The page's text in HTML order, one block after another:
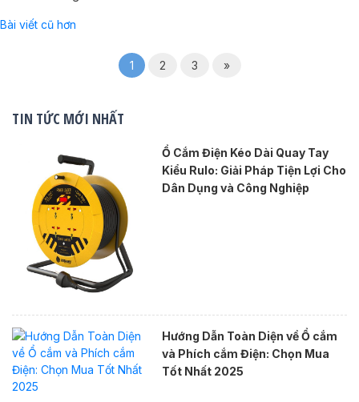
Điều
viết
Bài viết cũ hơn
1 2 3 »
TIN TỨC MỚI NHẤT
Ổ Cắm Điện Kéo Dài Quay Tay
Kiểu Rulo: Giải Pháp Tiện Lợi Cho
Dân Dụng và Công Nghiệp
Hướng Dẫn Toàn Diện về Ổ cắm
và Phích cắm Điện: Chọn Mua
Tốt Nhất 2025